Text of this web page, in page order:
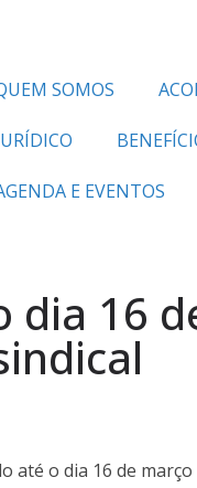
SOMOS
E EVENTOS
dia 16
o dia 16 de